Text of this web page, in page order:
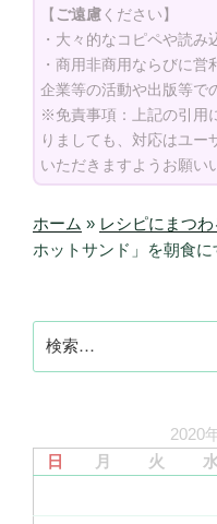
【 ご遠慮ください】
・大々的なコピペや読み
・商用非商用ならびに営
企業等の活動や出版等で
※免責事項：上記の引用
りましても、対応はユー
いただきますようお願い
ホーム » レシピにまつ
ホットサンド」を朝食に
索:
2020
日
月 火 水